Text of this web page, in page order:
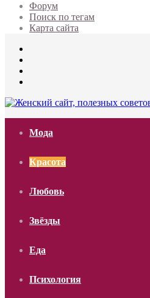
Форум
Поиск по тегам
Карта сайта
Мода
Красота
Любовь
Звёзды
Еда
Психология